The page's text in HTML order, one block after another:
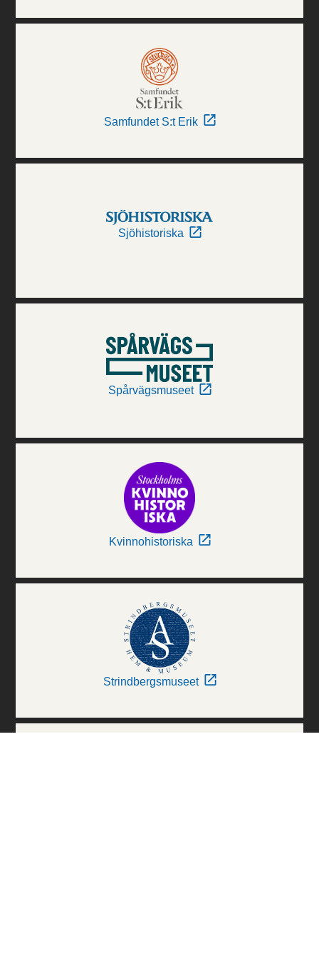
Samfundet S:t Erik
Sjöhistoriska
Spårvägsmuseet
Kvinnohistoriska
Strindbergsmuseet